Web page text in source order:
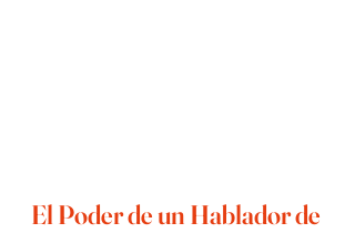
El Poder de un Hablador de